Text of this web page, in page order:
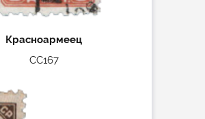
Красноармеец
СС167